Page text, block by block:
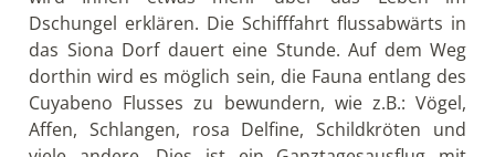
Dschungel erklären. Die Schifffahrt flussabwärts in
das Siona Dorf dauert eine Stunde. Auf dem Weg
dorthin wird es möglich sein, die Fauna entlang des
Cuyabeno Flusses zu bewundern, wie z.B.: Vögel,
Affen, Schlangen, rosa Delfine, Schildkröten und